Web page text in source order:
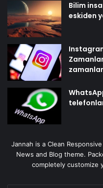
Bilim
eskiden
Jannah is a Clean
News and Blog theme.
completely customize